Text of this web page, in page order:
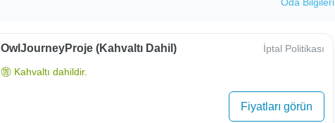
OwlJourneyProje (Kahvaltı Dahil) İptal Politikası
Kahvaltı dahildir.
Fiyatları görün